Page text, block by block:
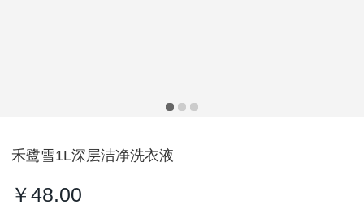
禾鹭雪1L深层洁净洗衣液
￥48.00